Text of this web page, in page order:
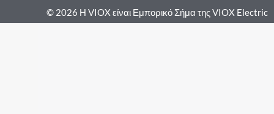
© 2026 Η VIOX είναι Εμπορικό Σήμα της VIOX Electric